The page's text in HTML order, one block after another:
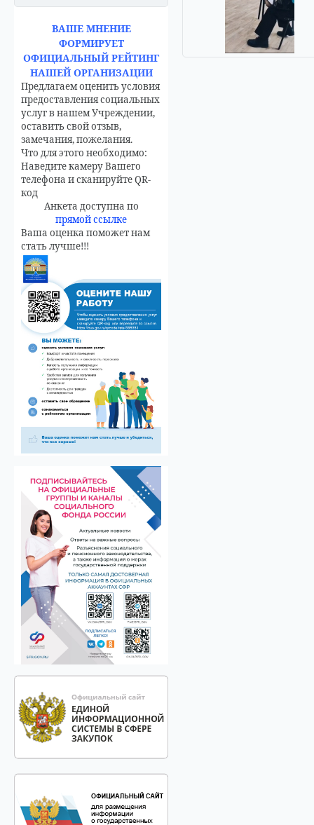
ВАШЕ МНЕНИЕ
ФОРМИРУЕТ
ОФИЦИАЛЬНЫЙ РЕЙТИНГ
НАШЕЙ ОРГАНИЗАЦИИ
Предлагаем оценить условия
предоставления социальных
услуг в нашем Учреждении,
оставить свой отзыв,
замечания, пожелания.
Что для этого необходимо:
Наведите камеру Вашего
телефона и сканируйте QR-
код
Анкета доступна по
прямой ссылке
Ваша оценка поможет нам
стать лучше!!!